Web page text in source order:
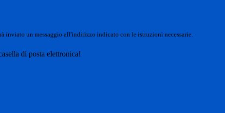
inviato un messaggio all'indirizzo indicato con le istruzioni necessarie.
di posta elettronica!